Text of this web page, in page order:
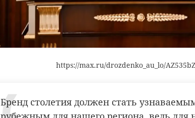
https://max.ru/drozdenko_au_lo/
Бренд столетия должен стать